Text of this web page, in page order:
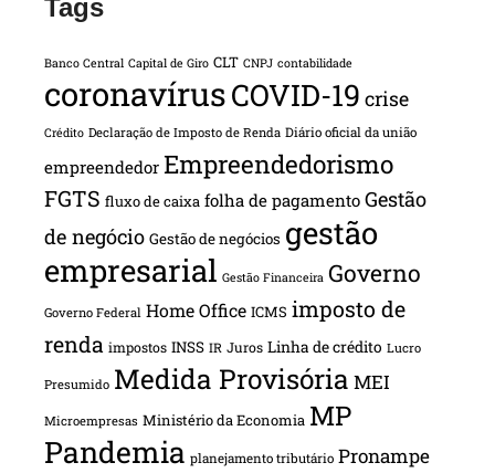
Tags
Banco Central Capital de Giro CLT CNPJ contabilidade
coronavírusCOVID-19 crise
Crédito Declaração de Imposto de Renda Diário oficial da união
empreendedor Empreendedorismo
FGTS fluxo de caixa folha de pagamento Gestão
de negócio Gestão de negócios gestão
empresarial Gestão Financeira Governo
Governo Federal Home Office ICMS imposto de
renda impostos INSS IR Juros Linha de crédito Lucro
Presumido Medida Provisória MEI
Microempresas Ministério da Economia MP
Pandemia planejamento tributário Pronampe